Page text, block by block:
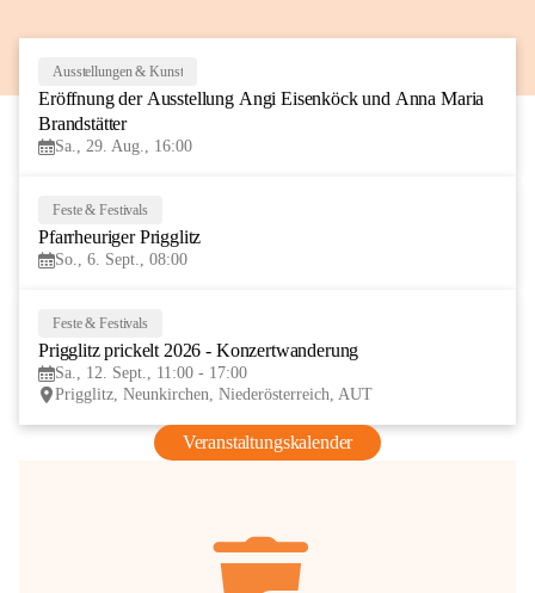
AUG
Ausstellungen & Kunst
Eröffnung der Ausstellung Angi Eisenköck und Anna Maria
Brandstätter
Sa., 29. Aug., 16:00
Feste & Festivals
Pfarrheuriger Prigglitz
So., 6. Sept., 08:00
Feste & Festivals
Prigglitz prickelt 2026 - Konzertwanderung
Sa., 12. Sept., 11:00 - 17:00
Prigglitz, Neunkirchen, Niederösterreich, AUT
Veranstaltungskalender